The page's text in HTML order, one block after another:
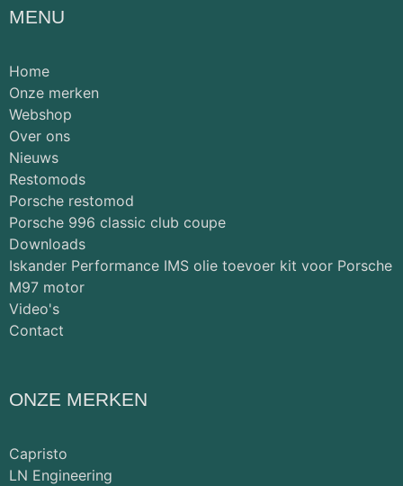
MENU
Home
Onze merken
Webshop
Over ons
Nieuws
Restomods
Porsche restomod
Porsche 996 classic club coupe
Downloads
Iskander Performance IMS olie toevoer kit voor Porsche
M97 motor
Video's
Contact
ONZE MERKEN
Capristo
LN Engineering